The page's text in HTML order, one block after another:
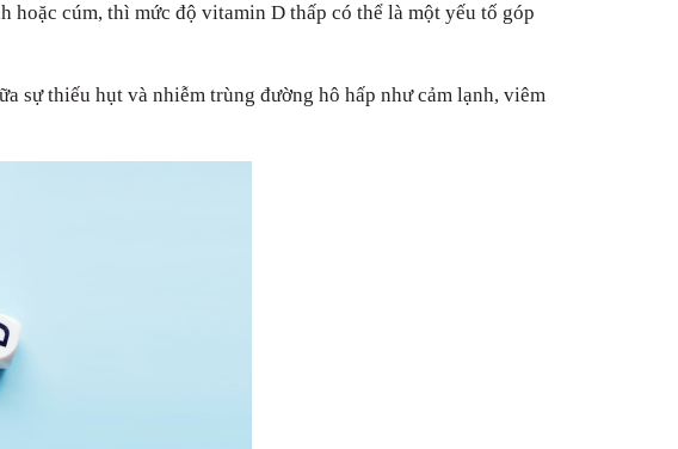
hoặc cúm, thì mức độ vitamin D thấp có thể là một yếu tố góp
sự thiếu hụt và nhiễm trùng đường hô hấp như cảm lạnh, viêm